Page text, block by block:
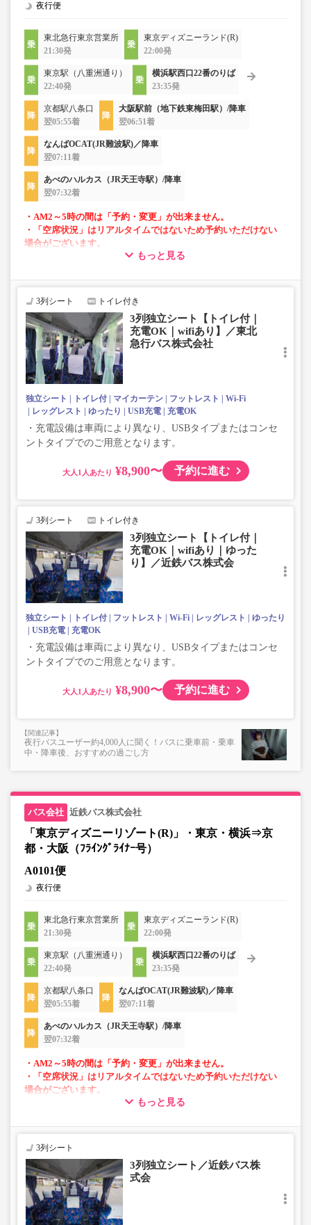
夜行便
東北急行東京営業所
21:30発
東京ディズニーランド(R)
22:00発
東京駅（八重洲通り）
22:40発
横浜駅西口22番のりば
23:35発
京都駅八条口
翌05:55着
大阪駅前（地下鉄東梅田駅）/降車
翌06:51着
なんばOCAT(JR難波駅)／降車
翌07:11着
あべのハルカス（JR天王寺駅）/降車
翌07:32着
・AM2～5時の間は「予約・変更」が出来ません。
・「空席状況」はリアルタイムではないため予約いただけない
場合がございます。
・車両は予告なく変更となる場合がございます。これに伴い、
じめご了承ください。
もっと見る
3列シート トイレ付き
3列独立シート【トイレ付｜
充電OK｜wifiあり】／東北
急行バス株式会社
独立シート トイレ付 マイカーテン フットレスト
Wi-Fi
レッグレスト
ゆったり USB充電 充電OK
・充電設備は車両により異なり、USBタイプまたはコンセ
ントタイプでのご用意となります。
大人 ¥8,900〜 予約に進む
3列シート トイレ付き
3列独立シート【トイレ付｜
充電OK｜wifiあり｜ゆった
り】／近鉄バス株式会
独立シート トイレ付 フットレスト Wi-Fi レッグレスト
ゆったり
USB充電
充電OK
・充電設備は車両により異なり、USBタイプまたはコンセ
ントタイプでのご用意となります。
大人 ¥8,900〜 予約に進む
夜行バスユーザー約4,000人に聞く！バスに乗車前・乗車
中・降車後、おすすめの過ごし方
近鉄バス株式会社
「東京ディズニーリゾート(R)」・東京・横浜⇒京
都・大阪（ﾌﾗｲﾝｸﾞﾗｲﾅｰ号）
A0101便
夜行便
東北急行東京営業所
21:30発
東京ディズニーランド(R)
22:00発
東京駅（八重洲通り）
22:40発
横浜駅西口22番のりば
23:35発
京都駅八条口
翌05:55着
なんばOCAT(JR難波駅)／降車
翌07:11着
あべのハルカス（JR天王寺駅）/降車
翌07:32着
・AM2～5時の間は「予約・変更」が出来ません。
・「空席状況」はリアルタイムではないため予約いただけない
場合がございます。
・車両は予告なく変更となる場合がございます。これに伴い、
じめご了承ください。
す。
・ご予約の出発日・便の運行会社につきましては出発日間
際で決定しますので、カスタマーセンターまでお問い合わ
せをお願いいたします。
もっと見る
3列シート
3列独立シート／近鉄バス株
式会